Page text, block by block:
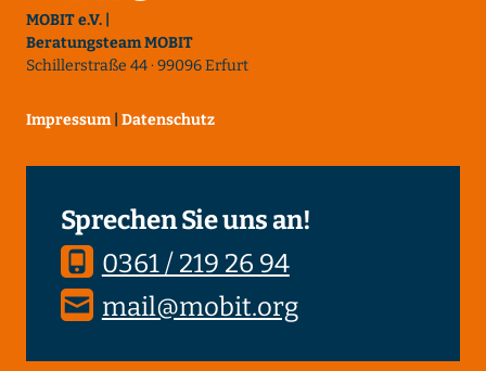
MOBIT e.V. |
Beratungsteam MOBIT
Schillerstraße 44 · 99096 Erfurt
Impressum Datenschutz
Sprechen Sie uns an!
0361 / 219 26 94
mail@mobit.org